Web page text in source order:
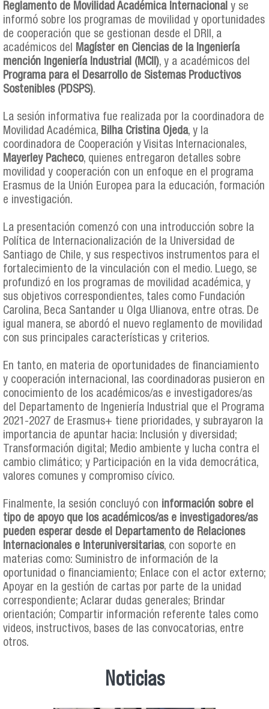
Reglamento de Movilidad Académica Internacional y se
informó sobre los programas de movilidad y oportunidades
de cooperación que se gestionan desde el DRII, a
académicos del
Magíster en Ciencias de la Ingeniería
mención Ingeniería Industrial (MCII), y a académicos del
Programa para el Desarrollo de Sistemas Productivos
Sostenibles (PDSPS).
La sesión informativa fue realizada por la coordinadora de
Movilidad Académica, Bilha Cristina Ojeda, y la
coordinadora de Cooperación y Visitas Internacionales,
Mayerley Pacheco, quienes entregaron detalles sobre
movilidad y cooperación con un enfoque en el programa
Erasmus de la Unión Europea para la educación, formación
e investigación.
La presentación comenzó con una introducción sobre la
Política de Internacionalización de la Universidad de
Santiago de Chile, y sus respectivos instrumentos para el
fortalecimiento de la vinculación con el medio. Luego, se
profundizó en los programas de movilidad académica, y
sus objetivos correspondientes, tales como Fundación
Carolina, Beca Santander u Olga Ulianova, entre otras. De
igual manera, se abordó el nuevo reglamento de movilidad
con sus principales características y criterios.
En tanto, en materia de oportunidades de financiamiento
y cooperación internacional, las coordinadoras pusieron en
conocimiento de los académicos/as e investigadores/as
del Departamento de Ingeniería Industrial que el Programa
2021-2027 de Erasmus+ tiene prioridades, y subrayaron la
importancia de apuntar hacia: Inclusión y diversidad;
Transformación digital; Medio ambiente y lucha contra el
cambio climático; y Participación en la vida democrática,
valores comunes y compromiso cívico.
Finalmente, la sesión concluyó con información sobre el
tipo de apoyo que los académicos/as e investigadores/as
pueden esperar desde el Departamento de Relaciones
Internacionales e Interuniversitarias, con soporte en
materias como: Suministro de información de la
oportunidad o financiamiento; Enlace con el actor externo;
Apoyar en la gestión de cartas por parte de la unidad
correspondiente; Aclarar dudas generales; Brindar
orientación; Compartir información referente tales como
videos, instructivos, bases de las convocatorias, entre
otros.
Noticias